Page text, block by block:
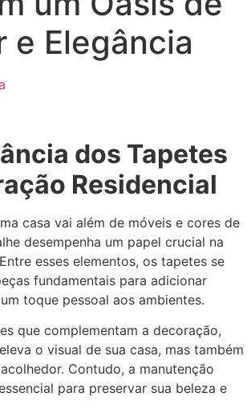
e Elegância
dos Tapetes
Residencial
casa vai além de móveis e cores de
desempenha um papel crucial na
esses elementos, os tapetes se
fundamentais para adicionar
toque pessoal aos ambientes.
que complementam a decoração,
o visual de sua casa, mas também
Contudo, a manutenção
para preservar sua beleza e